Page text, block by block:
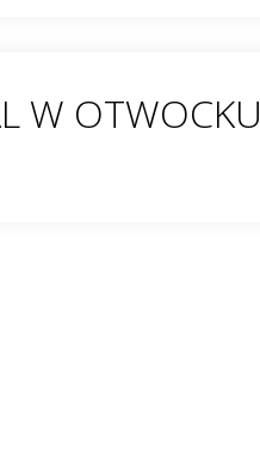
W OTWOCKU